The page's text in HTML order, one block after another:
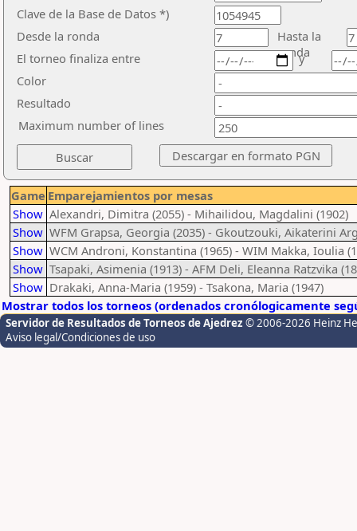
Clave de la Base de Datos *)
Desde la ronda
Hasta la
ronda
El torneo finaliza entre
Color
Resultado
y
Maximum number of lines
Game Emparejamientos por mesas
Show Alexandri, Dimitra (2055) - Mihailidou, Magdalini (1902)
Show WFM Grapsa, Georgia (2035) - Gkoutzouki, Aikaterini
Show WCM Androni, Konstantina (1965) - WIM Makka, Ioulia
Show Tsapaki, Asimenia (1913) - AFM Deli, Eleanna Ratzvika
Show Drakaki, Anna-Maria (1959) - Tsakona, Maria (1947)
Mostrar todos los torneos (ordenados cronólogicamente
Servidor de Resultados de Torneos de Ajedrez © 2006-2026 Heinz
Aviso legal/Condiciones de uso